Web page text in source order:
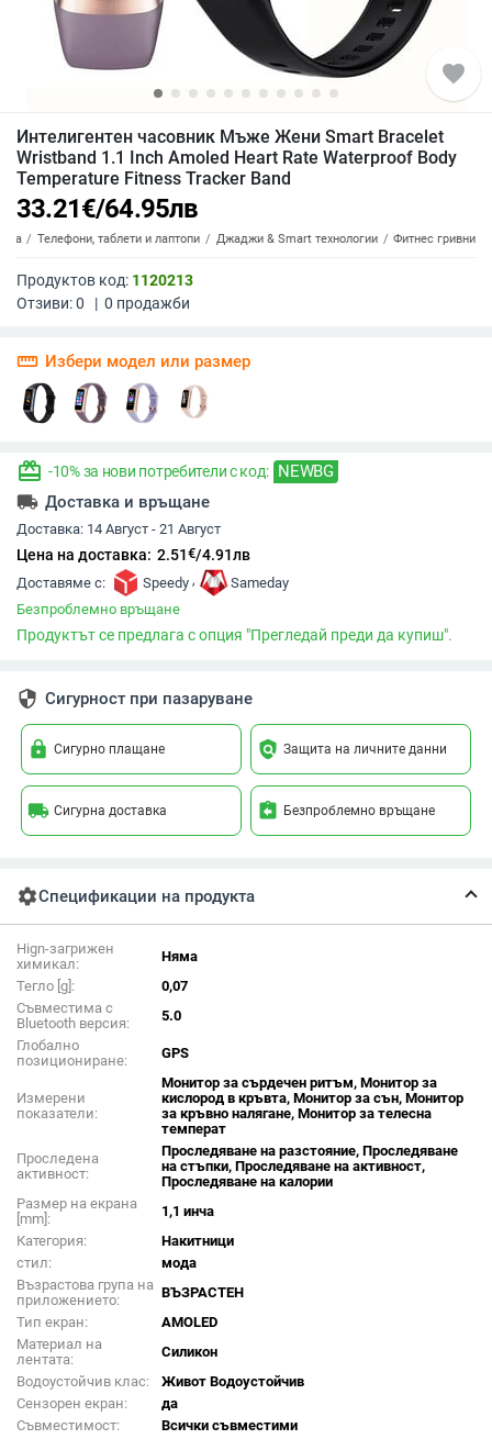
favorite
Интелигентен часовник Мъже Жени Smart Bracelet
Wristband 1.1 Inch Amoled Heart Rate Waterproof Body
Temperature Fitness Tracker Band
33.21€/64.95лв
Телефони, таблети и лаптопи Джаджи & Smart технологии Фитнес гривни
Продуктов код: 1120213
Отзиви:0 | 0 продажби
straighten Избери модел или размер
redeem -10% за нови потребители с код: NEWBG
local_shipping Доставка и връщане
Доставка: 14 Август - 21 Август
Цена на доставка: 2.51€/4.91лв
Доставяме с: Speedy ,
Sameday
Безпроблемно връщане
Продуктът се предлага с опция "Прегледай преди да купиш".
security Сигурност при пазаруване
lock Сигурно плащане policy Защита на личните данни
local_shipping Сигурна доставка assignment_return Безпроблемно връщане
settingsСпецификации на продукта
Hign-загрижен
химикал:
Няма
Тегло [g]:
0,07
Съвместима с
Bluetooth версия:
5.0
Глобално
позициониране:
GPS
Измерени
показатели:
Монитор за сърдечен ритъм, Монитор за
кислород в кръвта, Монитор за сън, Монитор
за кръвно налягане, Монитор за телесна
температ
Проследена
активност:
Проследяване на разстояние, Проследяване
на стъпки, Проследяване на активност,
Проследяване на калории
Размер на екрана
[mm]:
1,1 инча
Категория:
Накитници
стил:
мода
Възрастова група на
приложението:
ВЪЗРАСТЕН
Тип екран:
AMOLED
Материал на
лентата:
Силикон
Водоустойчив клас:
Живот Водоустойчив
Сензорен екран:
да
Съвместимост:
Всички съвместими